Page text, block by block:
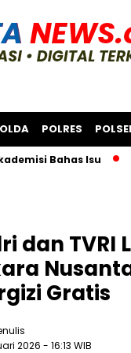
POLRES
Isu Polres
dan
Gratis
2026 - 16:13 WIB